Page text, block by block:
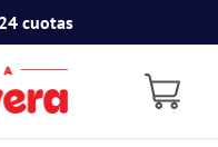
cuotas